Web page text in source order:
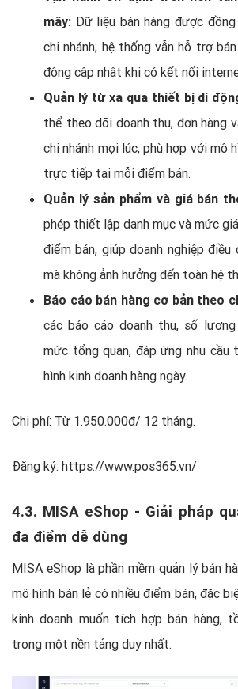
mây: Dữ liệu bán hàng được
chi nhánh; hệ thống vẫn hỗ trợ
động cập nhật khi có kết nối
Quản lý từ xa qua thiết bị di
thể theo dõi doanh thu, đơn hàng
chi nhánh mọi lúc, phù hợp với mô
trực tiếp tại mỗi điểm bán.
Quản lý sản phẩm và giá bán
phép thiết lập danh mục và mức
điểm bán, giúp doanh nghiệp
mà không ảnh hưởng đến toàn hệ
Báo cáo bán hàng cơ bản theo
các báo cáo doanh thu, số
mức tổng quan, đáp ứng nhu cầu
hình kinh doanh hàng ngày.
Chi phí: Từ 1.950.000đ/ 12 tháng.
Đăng ký: https://www.pos365.vn/
4.3. MISA eShop - Giải pháp
đa điểm dễ dùng
MISA eShop là phần mềm quản lý bán
mô hình bán lẻ có nhiều điểm bán, đặc
kinh doanh muốn tích hợp bán hàng,
trong một nền tảng duy nhất.